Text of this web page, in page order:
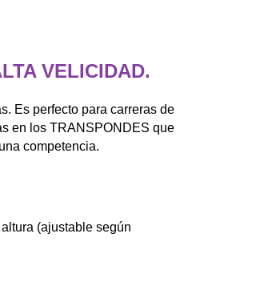
VELICIDAD.
Es perfecto para carreras de
en los TRANSPONDES que
competencia.
(ajustable según